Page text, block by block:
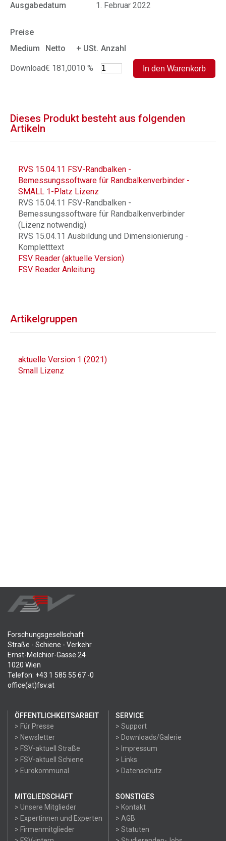
Ausgabedatum
1. Februar 2022
Preise
Medium
Netto + USt. Anzahl
Download€ 181,0010 %
Dieses Produkt besteht aus folgenden
Artikeln
RVS 15.04.11 FSV-Randbalken -
Bemessungssoftware für Randbalkenverbinder -
SMALL 1-Platz Lizenz
RVS 15.04.11 FSV-Randbalken -
Bemessungssoftware für Randbalkenverbinder
(Lizenz notwendig)
RVS 15.04.11 Ausbildung und Dimensionierung -
Kompletttext
FSV Reader (aktuelle Version)
FSV Reader Anleitung
Artikelgruppen
aktuelle Version 1 (2021)
Small Lizenz
Forschungsgesellschaft
Straße - Schiene - Verkehr
Ernst-Melchior-Gasse 24
1020 Wien
Telefon: +43 1 585 55 67 -0
office(at)fsv.at
ÖFFENTLICHKEITSARBEIT
> Für Presse
> Newsletter
> FSV-aktuell Straße
> FSV-aktuell Schiene
> Eurokommunal
SERVICE
> Support
> Downloads/Galerie
> Impressum
> Links
> Datenschutz
MITGLIEDSCHAFT
> Unsere Mitglieder
> Expertinnen und Experten
> Firmenmitglieder
SONSTIGES
> Kontakt
> AGB
> Statuten